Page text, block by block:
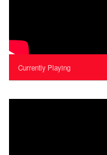
Currently Playing